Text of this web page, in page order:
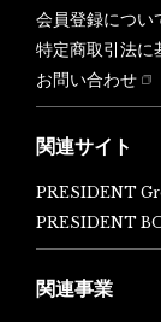
会員登録につい
特定商取引法に
お問い合わせ
関連サイト
PRESIDENT
PRESIDENT
関連事業